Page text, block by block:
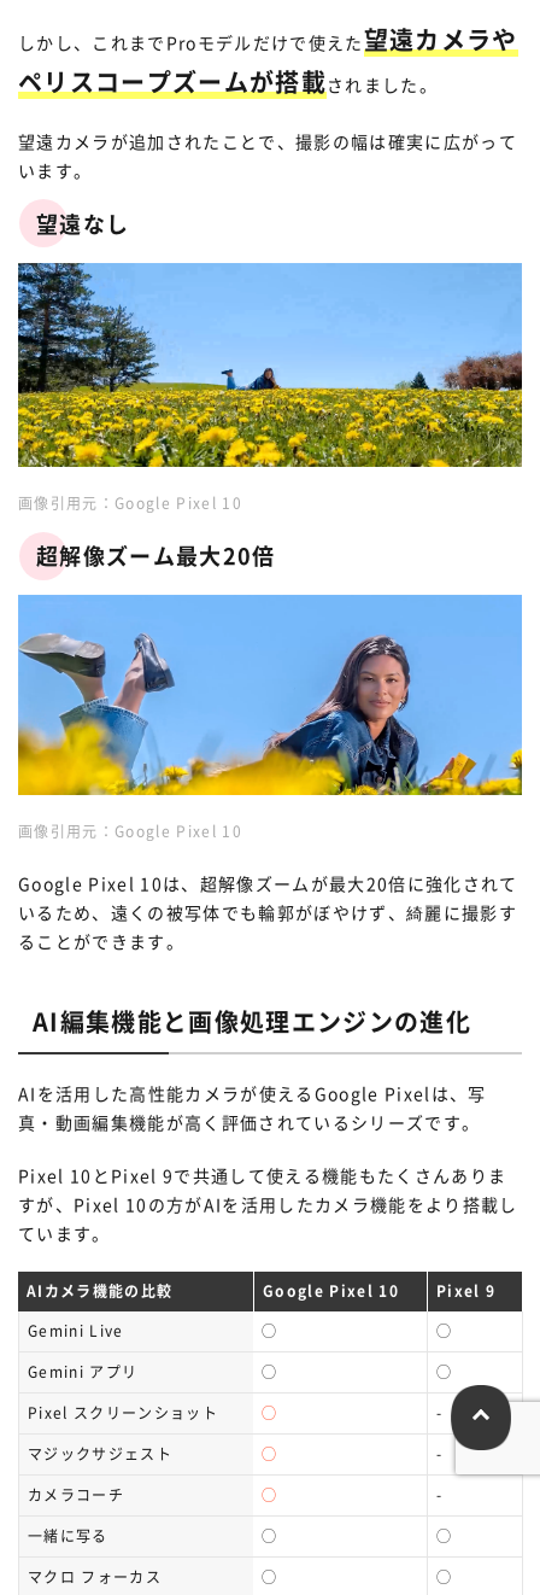
しかし、これまでProモデルだけで使えた望遠カメラや
ペリスコープズームが搭載されました。
望遠カメラが追加されたことで、撮影の幅は確実に広がって
います。
望遠なし
画像引用元： Google Pixel 10
超解像ズーム最大20倍
画像引用元： Google Pixel 10
Google Pixel 10は、超解像ズームが最大20倍に強化されて
いるため、遠くの被写体でも輪郭がぼやけず、綺麗に撮影す
ることができます。
AI編集機能と画像処理エンジンの進化
AIを活用した高性能カメラが使えるGoogle Pixelは、写
真・動画編集機能が高く評価されているシリーズです。
Pixel 10とPixel 9で共通して使える機能もたくさんありま
すが、Pixel 10の方がAIを活用したカメラ機能をより搭載し
ています。
AIカメラ機能の比較 Google Pixel 10
Pixel 9
Gemini Live
◯
◯
Gemini アプリ
◯
◯
Pixel スクリーンショット
◯
-
マジックサジェスト
◯
-
カメラコーチ
◯
-
一緒に写る
◯
◯
マクロ フォーカス
◯ ◯